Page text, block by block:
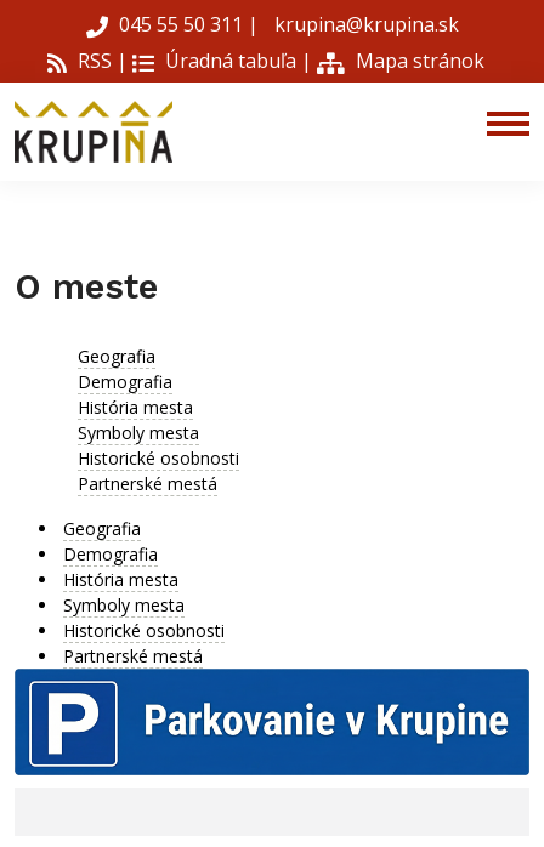
045 55 50 311 |
krupina@krupina.sk
RSS |
Úradná tabuľa | Mapa stránok
O meste
Geografia
Demografia
História mesta
Symboly mesta
Historické osobnosti
Partnerské mestá
Geografia
Demografia
História mesta
Symboly mesta
Historické osobnosti
Partnerské mestá